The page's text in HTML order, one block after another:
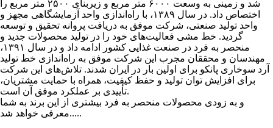
شد و زمینی به وسعت ۶۰۰۰ متر مربع و زیربنای ۲۵۰۰ متر مربع را
اختصاص داد. در سال ۱۳۸۹، با راه‌اندازی واحد آزمایشگاهی مجهز و
واحد تولید صنعتی، شرکت موفق به دریافت پروانه تحقیق و توسعه
گردید. خط مشی فعالیت‌های خود را در تولید محصولات جدید و
منحصر به فرد در صنعت غذایی کشور ادامه داد و در سال ۱۳۹۱،
مهندسان و محققان مجرب این شرکت موفق به راه‌اندازی خط تولید
آرد سوخاری پانکو برای اولین بار در ایران شدند. تلاش‌های این شرکت
برای افزایش توان تولید و حفظ کیفیت، همراه با حمایت مشتریان،
تأییدی بر عملکرد موفق آن است.
و به زودی محصولات منحصر به فرد بیشتری از این برند به شما
معرفی خواهد شد.....